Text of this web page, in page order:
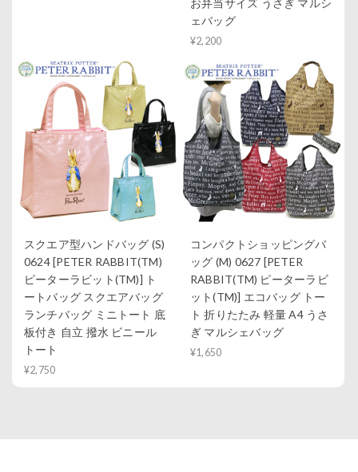
お弁当サイズ うさぎ マルシ
ェバッグ
¥2,200
スクエア型ハンドバッグ (S)
0624 [PETER RABBIT(TM)
ピーターラビット(TM)] ト
ートバッグ スクエアバッグ
ランチバッグ ミニトート 底
板付き 自立 撥水 ビニール
トート
¥2,750
コンパクトショッピングバ
ッグ (M) 0627 [PETER
RABBIT(TM) ピーターラビ
ット(TM)] エコバッグ トー
ト 折りたたみ 軽量 A4 うさ
ぎ マルシェバッグ
¥1,650